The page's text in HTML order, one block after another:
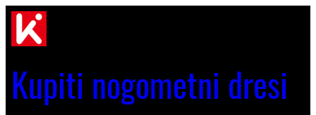
Kupiti nogometni dresi